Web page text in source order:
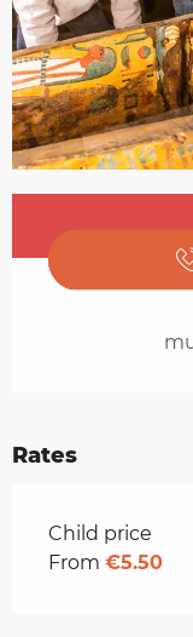
Opening
Rates
Rates 2026
Child price
From €5.50